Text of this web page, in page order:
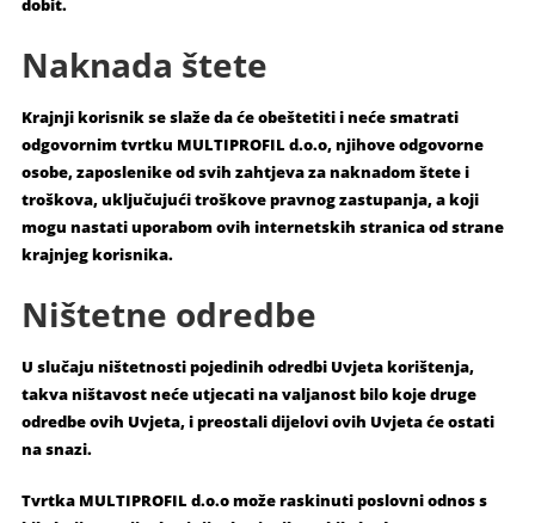
dobit.
Naknada štete
Krajnji korisnik se slaže da će obeštetiti i neće smatrati
odgovornim tvrtku MULTIPROFIL d.o.o, njihove odgovorne
osobe, zaposlenike od svih zahtjeva za naknadom štete i
troškova, uključujući troškove pravnog zastupanja, a koji
mogu nastati uporabom ovih internetskih stranica od strane
krajnjeg korisnika.
Ništetne odredbe
U slučaju ništetnosti pojedinih odredbi Uvjeta korištenja,
takva ništavost neće utjecati na valjanost bilo koje druge
odredbe ovih Uvjeta, i preostali dijelovi ovih Uvjeta će ostati
na snazi.
Tvrtka MULTIPROFIL d.o.o može raskinuti poslovni odnos s